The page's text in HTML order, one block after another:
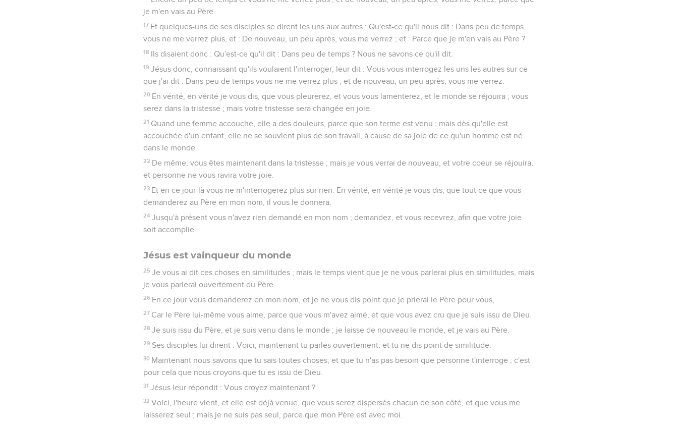
je m'en vais au Père.
17 Et quelques-uns de ses disciples se dirent les uns aux autres : Qu'est-ce qu'il nous dit : Dans peu de temps
vous ne me verrez plus, et : De nouveau, un peu après, vous me verrez ; et : Parce que je m'en vais au Père ?
18 Ils disaient donc : Qu'est-ce qu'il dit : Dans peu de temps ? Nous ne savons ce qu'il dit.
19 Jésus donc, connaissant qu'ils voulaient l'interroger, leur dit : Vous vous interrogez les uns les autres sur ce
que j'ai dit : Dans peu de temps vous ne me verrez plus ; et de nouveau, un peu après, vous me verrez.
20 En vérité, en vérité je vous dis, que vous pleurerez, et vous vous lamenterez, et le monde se réjouira ; vous
serez dans la tristesse ; mais votre tristesse sera changée en joie.
21 Quand une femme accouche, elle a des douleurs, parce que son terme est venu ; mais dès qu'elle est
accouchée d'un enfant, elle ne se souvient plus de son travail, à cause de sa joie de ce qu'un homme est né
dans le monde.
22 De même, vous êtes maintenant dans la tristesse ; mais je vous verrai de nouveau, et votre coeur se réjouira,
et personne ne vous ravira votre joie.
23 Et en ce jour-là vous ne m'interrogerez plus sur rien. En vérité, en vérité je vous dis, que tout ce que vous
demanderez au Père en mon nom, il vous le donnera.
24 Jusqu'à présent vous n'avez rien demandé en mon nom ; demandez, et vous recevrez, afin que votre joie
soit accomplie.
Jésus est vainqueur du monde
25 Je vous ai dit ces choses en similitudes ; mais le temps vient que je ne vous parlerai plus en similitudes, mais
je vous parlerai ouvertement du Père.
26 En ce jour vous demanderez en mon nom, et je ne vous dis point que je prierai le Père pour vous,
27 Car le Père lui-même vous aime, parce que vous m'avez aimé, et que vous avez cru que je suis issu de Dieu.
28 Je suis issu du Père, et je suis venu dans le monde ; je laisse de nouveau le monde, et je vais au Père.
29 Ses disciples lui dirent : Voici, maintenant tu parles ouvertement, et tu ne dis point de similitude.
30 Maintenant nous savons que tu sais toutes choses, et que tu n'as pas besoin que personne t'interroge ; c'est
pour cela que nous croyons que tu es issu de Dieu.
31 Jésus leur répondit : Vous croyez maintenant ?
32 Voici, l'heure vient, et elle est déjà venue, que vous serez dispersés chacun de son côté, et que vous me
laisserez seul ; mais je ne suis pas seul, parce que mon Père est avec moi.